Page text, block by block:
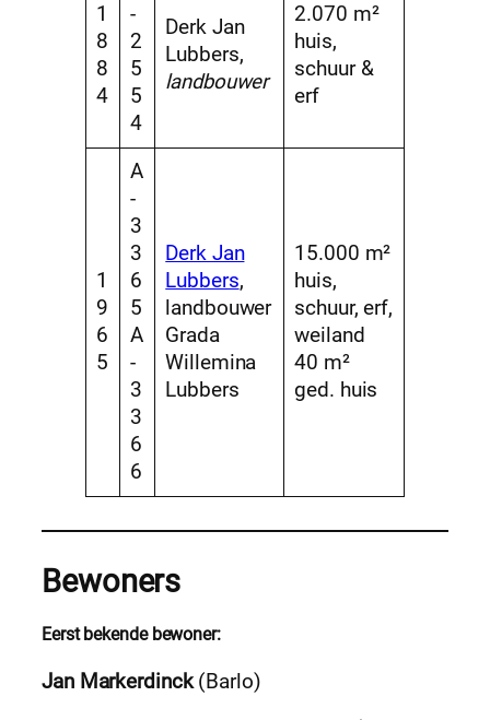
1
8
8
4
-
2
5
5
4
Derk Jan
Lubbers,
landbouwer
2.070 m²
huis,
schuur &
erf
1
9
6
5
A
-
3
3
6
5
A
-
3
3
6
6
Derk Jan
Lubbers,
landbouwer
Grada
Willemina
Lubbers
15.000 m²
huis,
schuur, erf,
weiland
40 m²
ged. huis
Bewoners
Eerst bekende bewoner:
Jan Markerdinck(Barlo)